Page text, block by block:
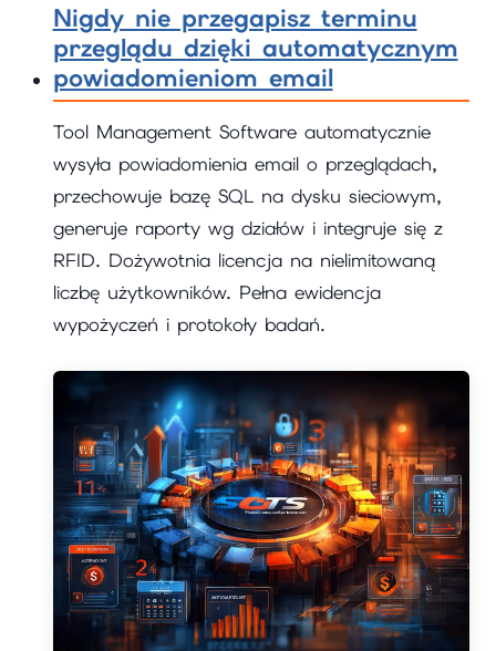
Nigdy nie przegapisz terminu
przeglądu dzięki automatycznym
powiadomieniom email
Tool Management Software automatycznie
wysyła powiadomienia email o przeglądach,
przechowuje bazę SQL na dysku sieciowym,
generuje raporty wg działów i integruje się z
RFID. Dożywotnia licencja na nielimitowaną
liczbę użytkowników. Pełna ewidencja
wypożyczeń i protokoły badań.